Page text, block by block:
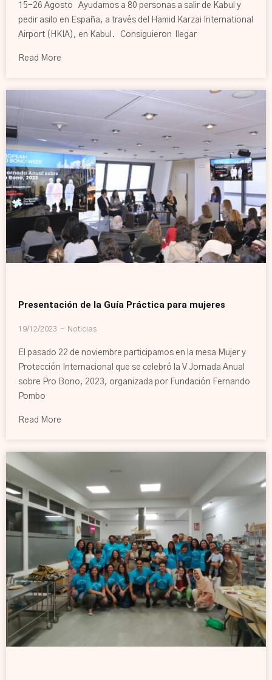
15-26 Agosto Ayudamos a 80 personas a salir de Kabul y
pedir asilo en España, a través del Hamid Karzai International
Airport (HKIA), en Kabul. Consiguieron llegar
Read More
Presentación de la Guía Práctica para mujeres
19/12/2023 Noticias
El pasado 22 de noviembre participamos en la mesa Mujer y
Protección Internacional que se celebró la V Jornada Anual
sobre Pro Bono, 2023, organizada por Fundación Fernando
Pombo
Read More